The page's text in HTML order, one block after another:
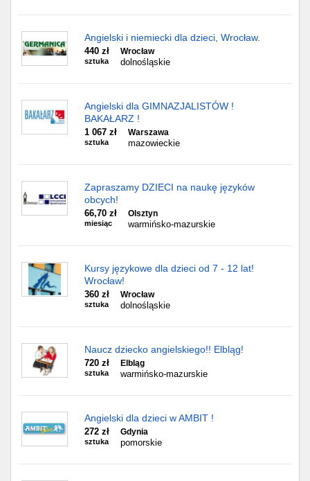
Angielski i niemiecki dla dzieci, Wrocław.
440 zł
sztuka
Wrocław
dolnośląskie
Angielski dla GIMNAZJALISTÓW !
BAKAŁARZ !
1 067 zł
sztuka
Warszawa
mazowieckie
Zapraszamy DZIECI na naukę języków
obcych!
66,70 zł
miesiąc
Olsztyn
warmińsko-mazurskie
Kursy językowe dla dzieci od 7 - 12 lat!
Wrocław!
360 zł
sztuka
Wrocław
dolnośląskie
Naucz dziecko angielskiego!! Elbląg!
720 zł
sztuka
Elbląg
warmińsko-mazurskie
Angielski dla dzieci w AMBIT !
272 zł
sztuka
Gdynia
pomorskie